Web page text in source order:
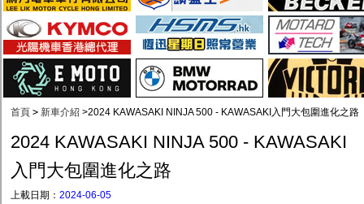
首頁 > 新車介紹 >2024 KAWASAKI NINJA 500 - KAWASAKI入門大包圍進化之路
2024 KAWASAKI NINJA 500 - KAWASAKI
入門大包圍進化之路
上載日期： 2024-06-05